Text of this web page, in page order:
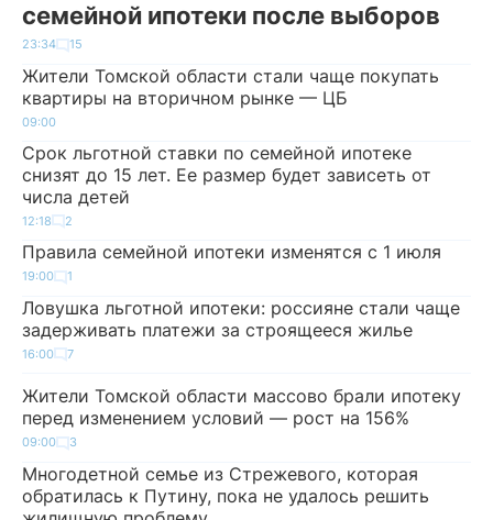
семейной ипотеки после выборов
23:34 15
Жители Томской области стали чаще покупать
квартиры на вторичном рынке — ЦБ
09:00
Срок льготной ставки по семейной ипотеке
снизят до 15 лет. Ее размер будет зависеть от
числа детей
12:18 2
Правила семейной ипотеки изменятся с 1 июля
19:00 1
Ловушка льготной ипотеки: россияне стали чаще
задерживать платежи за строящееся жилье
16:00 7
Жители Томской области массово брали ипотеку
перед изменением условий — рост на 156%
09:00 3
Многодетной семье из Стрежевого, которая
обратилась к Путину, пока не удалось решить